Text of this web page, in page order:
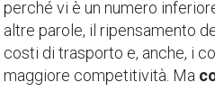
perché vi è un numero
altre parole, il ripensamento
costi di trasporto e, anche, i
maggiore competitività. Ma